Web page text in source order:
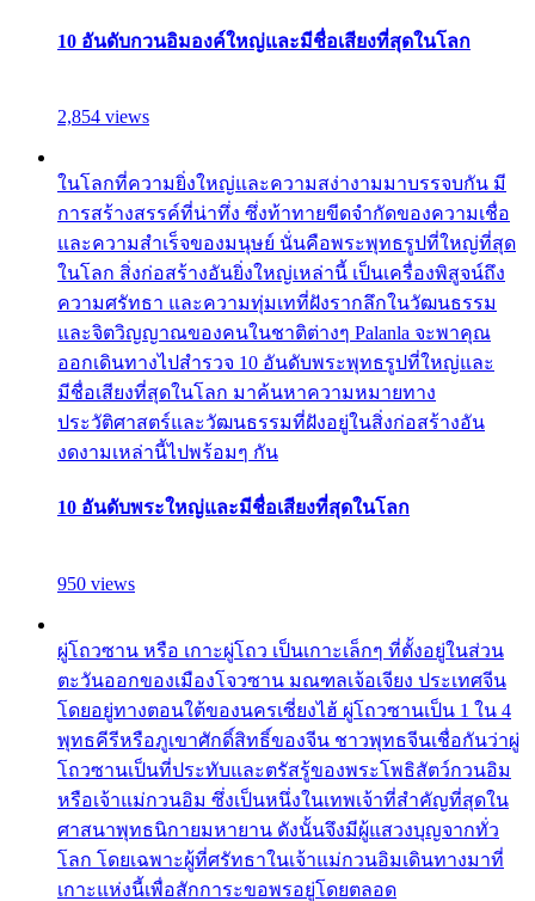
10 อันดับกวนอิมองค์ใหญ่และมีชื่อเสียงที่สุดในโลก
2,854 views
ในโลกที่ความยิ่งใหญ่และความสง่างามมาบรรจบกัน มี
การสร้างสรรค์ที่น่าทึ่ง ซึ่งท้าทายขีดจำกัดของความเชื่อ
และความสำเร็จของมนุษย์ นั่นคือพระพุทธรูปที่ใหญ่ที่สุด
ในโลก สิ่งก่อสร้างอันยิ่งใหญ่เหล่านี้ เป็นเครื่องพิสูจน์ถึง
ความศรัทธา และความทุ่มเทที่ฝังรากลึกในวัฒนธรรม
และจิตวิญญาณของคนในชาติต่างๆ Palanla จะพาคุณ
ออกเดินทางไปสำรวจ 10 อันดับพระพุทธรูปที่ใหญ่และ
มีชื่อเสียงที่สุดในโลก มาค้นหาความหมายทาง
ประวัติศาสตร์และวัฒนธรรมที่ฝังอยู่ในสิ่งก่อสร้างอัน
งดงามเหล่านี้ไปพร้อมๆ กัน
10 อันดับพระใหญ่และมีชื่อเสียงที่สุดในโลก
950 views
ผู่โถวซาน หรือ เกาะผู่โถว เป็นเกาะเล็กๆ ที่ตั้งอยู่ในส่วน
ตะวันออกของเมืองโจวซาน มณฑลเจ้อเจียง ประเทศจีน
โดยอยู่ทางตอนใต้ของนครเซี่ยงไฮ้ ผู่โถวซานเป็น 1 ใน 4
พุทธคีรีหรือภูเขาศักดิ์สิทธิ์ของจีน ชาวพุทธจีนเชื่อกันว่าผู่
โถวซานเป็นที่ประทับและตรัสรู้ของพระโพธิสัตว์กวนอิม
หรือเจ้าแม่กวนอิม ซึ่งเป็นหนึ่งในเทพเจ้าที่สำคัญที่สุดใน
ศาสนาพุทธนิกายมหายาน ดังนั้นจึงมีผู้แสวงบุญจากทั่ว
โลก โดยเฉพาะผู้ที่ศรัทธาในเจ้าแม่กวนอิมเดินทางมาที่
เกาะแห่งนี้เพื่อสักการะขอพรอยู่โดยตลอด